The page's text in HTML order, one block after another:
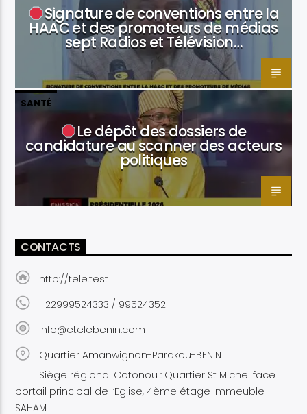
Signature de conventions entre la
HAAC et des promoteurs de médias
sept Radios et Télévision…
SANTÉ
Le dépôt des dossiers de
candidature au scanner des acteurs
politiques
CONTACTS
http://tele.test
+22999524333 / 99524352
info@etelebenin.com
Quartier Amanwignon-Parakou-BENIN
Siège régional Cotonou : Quartier St Michel face
portail principal de l’Eglise, 4ème étage Immeuble
SAHAM